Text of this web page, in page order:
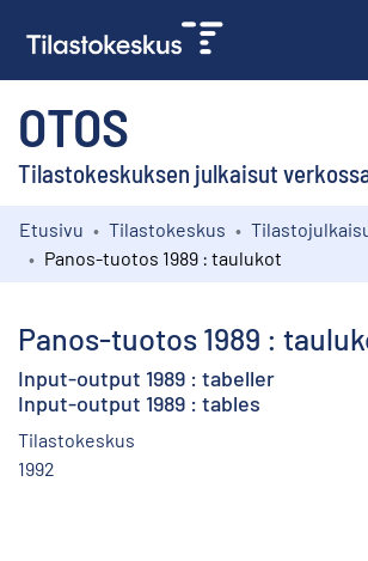
OTOS
Tilastokeskuksen julkaisut
Kokoelmat
Etusivu Tilastokeskus
Panos-tuotos 1989 : taulukot
Panos-tuotos 1989 :
Input-output 1989 : tabeller
Input-output 1989 : tables
Tilastokeskus
1992